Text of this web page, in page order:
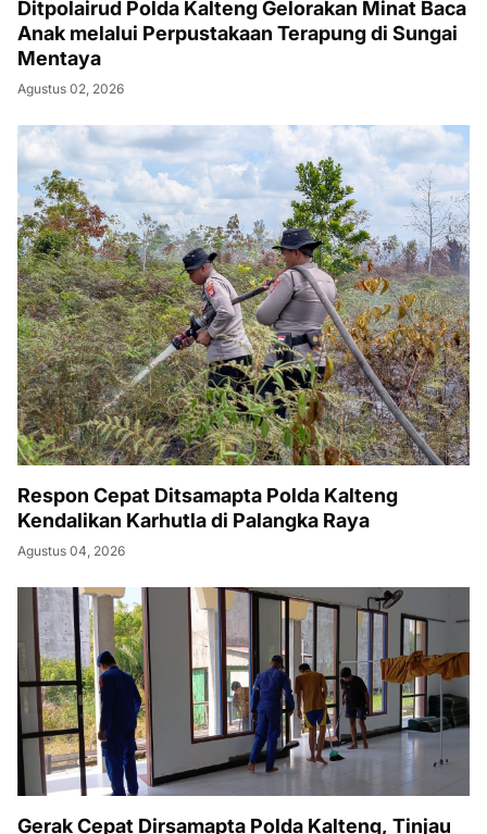
Ditpolairud Polda Kalteng Gelorakan Minat Baca
Anak melalui Perpustakaan Terapung di Sungai
Mentaya
Agustus 02, 2026
Respon Cepat Ditsamapta Polda Kalteng
Kendalikan Karhutla di Palangka Raya
Agustus 04, 2026
Gerak Cepat Dirsamapta Polda Kalteng, Tinjau